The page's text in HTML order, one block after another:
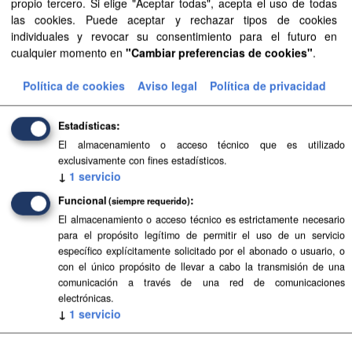
Aprobación Definitiva...
Aprobación Definitiva...
Aprobación Definitiva...
Aprobación Definitiva...
Aprobación Definitiva...
Aprobación Definitiva...
Aprobación Definitiva...
Aprobación Definitiva...
Aprobación Definitiva...
Aprobación Definitiva...
las cookies. Puede aceptar y rechazar tipos de cookies
individuales y revocar su consentimiento para el futuro en
cualquier momento en "Cambiar preferencias de cookies".
Política de cookies Aviso legal Política de privacidad
Estadísticas
El almacenamiento o acceso técnico que es utilizado
exclusivamente con fines estadísticos.
↓ 1 servicio
Funcional (siempre requerido)
El almacenamiento o acceso técnico es estrictamente necesario
para el propósito legítimo de permitir el uso de un servicio
específico explícitamente solicitado por el abonado o usuario, o
con el único propósito de llevar a cabo la transmisión de una
comunicación a través de una red de comunicaciones
electrónicas.
↓ 1 servicio